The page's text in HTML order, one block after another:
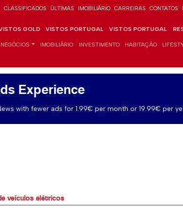
CLASSIFICADOS ÚLTIMAS IMOBILIÁRIO CARREIRAS CONTATOS
GOLD VISTOS PORTUGAL VISTOS PORTUGAL
NEGÓCIOS IMOBILIÁRIO INVESTIMENTO HABITAÇÃO
Experience
with fewer ads for 1.99€ per month or 19.99€ per
veículos elétricos